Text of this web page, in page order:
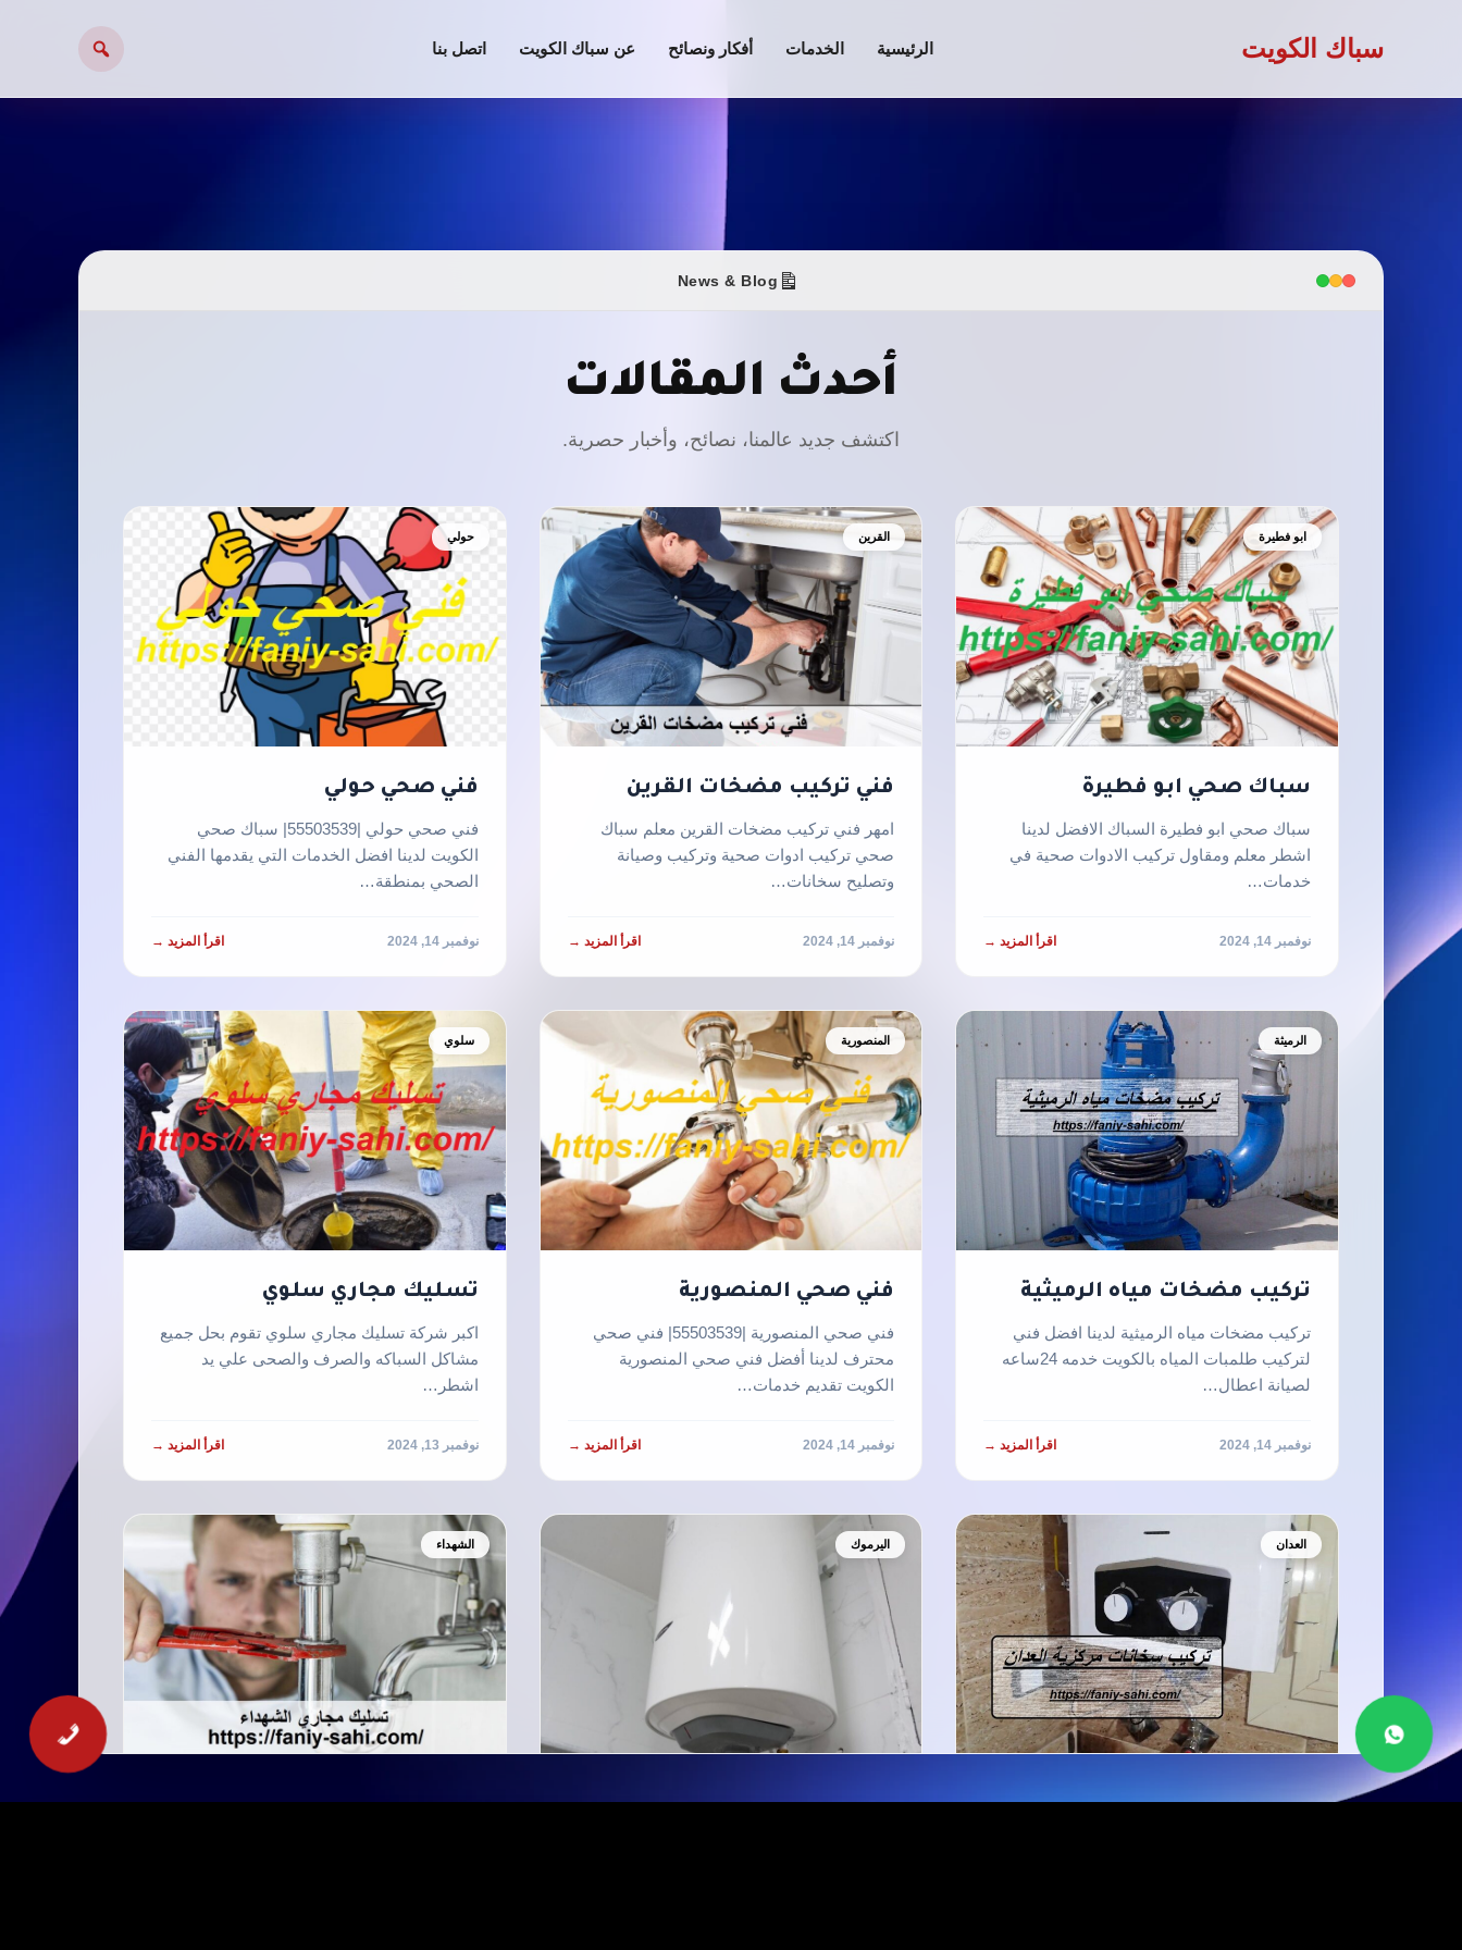
سباك الكويت الرئيسية الخدمات أفكار ونصائح عن سباك الكويت اتصل بنا
News & Blog
أحدث المقالات
اكتشف جديد عالمنا، نصائح، وأخبار حصرية.
ابو فطيرة
سباك صحي ابو فطيرة
سباك صحي ابو فطيرة السباك الافضل لدينا
اشطر معلم ومقاول تركيب الادوات صحية في
خدمات…
نوفمبر 14, 2024 اقرأ المزيد →
القرين
فني تركيب مضخات القرين
امهر فني تركيب مضخات القرين معلم سباك
صحي تركيب ادوات صحية وتركيب وصيانة
وتصليح سخانات…
نوفمبر 14, 2024 اقرأ المزيد →
حولي
فني صحي حولي
فني صحي حولي |55503539| سباك صحي
الكويت لدينا افضل الخدمات التي يقدمها الفني
الصحي بمنطقة…
نوفمبر 14, 2024 اقرأ المزيد →
الرميثة
تركيب مضخات مياه الرميثية
تركيب مضخات مياه الرميثية لدينا افضل فني
لتركيب طلمبات المياه بالكويت خدمه 24ساعه
لصيانة اعطال…
نوفمبر 14, 2024 اقرأ المزيد →
المنصورية
فني صحي المنصورية
فني صحي المنصورية |55503539| فني صحي
محترف لدينا أفضل فني صحي المنصورية
الكويت تقديم خدمات…
نوفمبر 14, 2024 اقرأ المزيد →
سلوي
تسليك مجاري سلوي
اكبر شركة تسليك مجاري سلوي تقوم بحل جميع
مشاكل السباكه والصرف والصحى علي يد
اشطر…
نوفمبر 13, 2024 اقرأ المزيد →
العدان
تركيب سخانات مركزية العدان
اليرموك
تركيب و تصليح سخانات مركزية
الشهداء
تسليك مجاري الشهداء الكويت